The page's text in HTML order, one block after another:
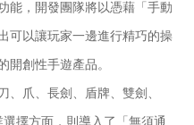
能，開發團隊將以憑藉「手動
可以讓玩家一邊進行精巧的操
開創性手遊產品。
爪、長劍、盾牌、雙劍、
擇方面，則導入了「無須通